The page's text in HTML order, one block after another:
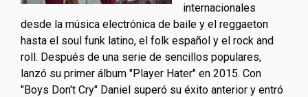
internacionales
desde la música electrónica de baile y el reggaeton
hasta el soul funk latino, el folk español y el rock and
roll. Después de una serie de sencillos populares,
lanzó su primer álbum "Player Hater" en 2015. Con
"Boys Don't Cry" Daniel superó su éxito anterior y entró